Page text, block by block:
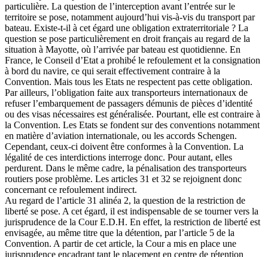
particulière. La question de l’interception avant l’entrée sur le
territoire se pose, notamment aujourd’hui vis-à-vis du transport par
bateau. Existe-t-il à cet égard une obligation extraterritoriale ? La
question se pose particulièrement en droit français au regard de la
situation à Mayotte, où l’arrivée par bateau est quotidienne. En
France, le Conseil d’Etat a prohibé le refoulement et la consignation
à bord du navire, ce qui serait effectivement contraire à la
Convention. Mais tous les Etats ne respectent pas cette obligation.
Par ailleurs, l’obligation faite aux transporteurs internationaux de
refuser l’embarquement de passagers démunis de pièces d’identité
ou des visas nécessaires est généralisée. Pourtant, elle est contraire à
la Convention. Les Etats se fondent sur des conventions notamment
en matière d’aviation internationale, ou les accords Schengen.
Cependant, ceux-ci doivent être conformes à la Convention. La
légalité de ces interdictions interroge donc. Pour autant, elles
perdurent. Dans le même cadre, la pénalisation des transporteurs
routiers pose problème. Les articles 31 et 32 se rejoignent donc
concernant ce refoulement indirect.
Au regard de l’article 31 alinéa 2, la question de la restriction de
liberté se pose. A cet égard, il est indispensable de se tourner vers la
jurisprudence de la Cour E.D.H. En effet, la restriction de liberté est
envisagée, au même titre que la détention, par l’article 5 de la
Convention. A partir de cet article, la Cour a mis en place une
jurisprudence encadrant tant le placement en centre de rétention